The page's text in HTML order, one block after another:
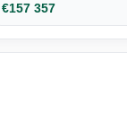
€157 357